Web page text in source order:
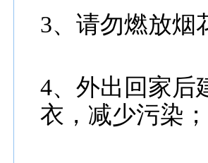
3、请勿燃放烟
4、外出回家后
衣，减少污染；